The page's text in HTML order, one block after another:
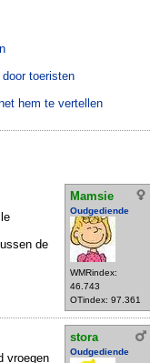
toeristen
hem te vertellen
Mamsie
Oudgediende
WMRindex:
46.743
OTindex: 97.361
de
stora
Oudgediende
vroegen